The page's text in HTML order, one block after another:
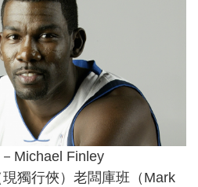
Michael Finley
獨行俠）老闆庫班（Mark